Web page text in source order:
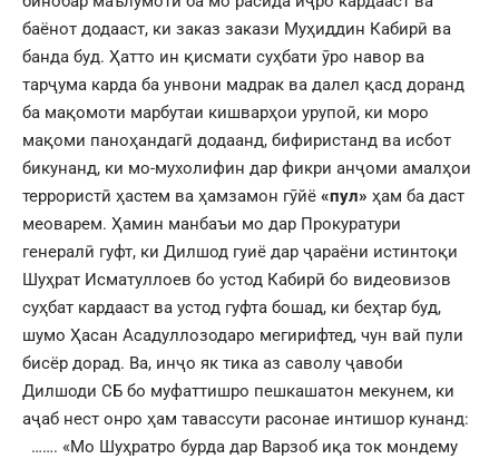
баёнот додааст, ки заказ закази Муҳиддин Кабирӣ ва
банда буд. Ҳатто ин қисмати суҳбати ӯро навор ва
тарҷума карда ба унвони мадрак ва далел қасд доранд
ба мақомоти марбутаи кишварҳои урупоӣ, ки моро
мақоми паноҳандагӣ додаанд, бифиристанд ва исбот
бикунанд, ки мо-мухолифин дар фикри анҷоми амалҳои
террористӣ ҳастем ва ҳамзамон гӯйё «пул» ҳам ба даст
меоварем. Ҳамин манбаъи мо дар Прокуратури
генералӣ гуфт, ки Дилшод гуиё дар ҷараёни истинтоқи
Шуҳрат Исматуллоев бо устод Кабирӣ бо видеовизов
суҳбат кардааст ва устод гуфта бошад, ки беҳтар буд,
шумо Ҳасан Асадуллозодаро мегирифтед, чун вай пули
бисёр дорад. Ва, инҷо як тика аз саволу ҷавоби
Дилшоди СБ бо муфаттишро пешкашатон мекунем, ки
аҷаб нест онро ҳам тавассути расонае интишор кунанд:
……. «Мо Шуҳратро бурда дар Варзоб иқа ток мондему